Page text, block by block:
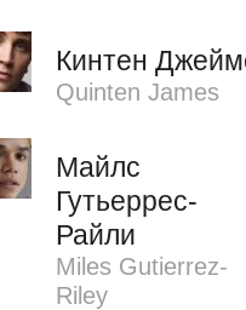
Кинтен
Quinten James
Майлс
Гутьеррес-
Райли
Miles Gutierrez-
Riley